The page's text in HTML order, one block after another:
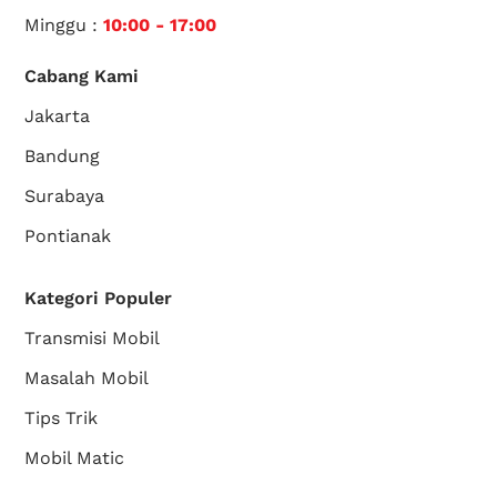
Minggu :10:00 - 17:00
Cabang Kami
Jakarta
Bandung
Surabaya
Pontianak
Kategori Populer
Transmisi Mobil
Masalah Mobil
Tips Trik
Mobil Matic